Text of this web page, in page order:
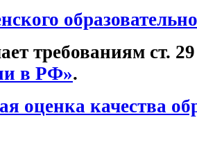
требованиям ст.
в РФ».
оценка качества